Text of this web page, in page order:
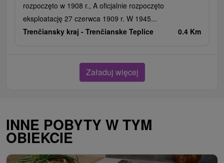
rozpoczęto w 1908 r., A oficjalnie rozpoczęto
eksploatację 27 czerwca 1909 r. W 1945...
Trenčiansky kraj - Trenčianske Teplice 0.4 Km
Załaduj więcej
INNE POBYTY W TYM
OBIEKCIE